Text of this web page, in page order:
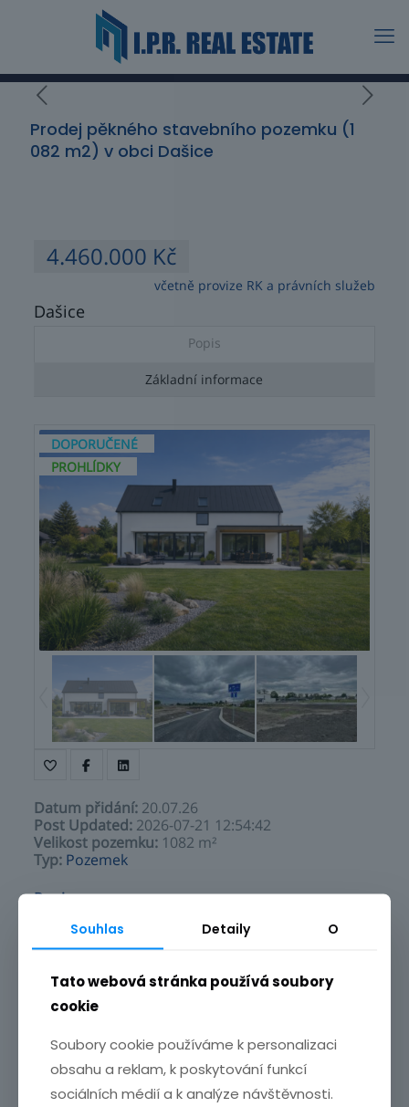
Prodej pěkného stavebního pozemku (1
082 m2) v obci Dašice
4.460.000 Kč
včetně provize RK a právních služeb
Dašice
Popis
Základní informace
DOPORUČENÉ
PROHLÍDKY
Datum přidání: 20.07.26
Post Updated: 2026-07-21 12:54:42
Velikost pozemku: 1082 m²
Typ: Pozemek
Popis
Prodáváme krásný stavební pozemek o výměře 1 082 m2 v
zástavbě rodinných domů v obci Dašice, ulice Pod Lipami.
Pozemek určen pro výstavbu rodinného domu či jako
Veřejná kanalizace, elektřina a vodovod již přiveden na
pozemek.
Souhlas Detaily O
Tato webová stránka používá soubory
cookie
Soubory cookie používáme k personalizaci
obsahu a reklam, k poskytování funkcí
sociálních médií a k analýze návštěvnosti.